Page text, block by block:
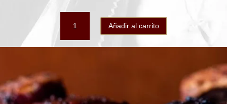
Flamenco
caja
Añadir al carrito